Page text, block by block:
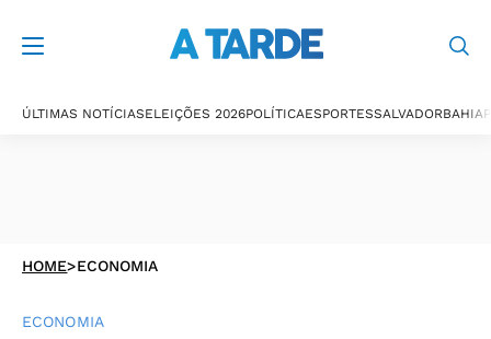
ÚLTIMAS NOTÍCIASELEIÇÕES 2026POLÍTICAESPORTESSALVADORBAHIA
HOME>ECONOMIA
ECONOMIA